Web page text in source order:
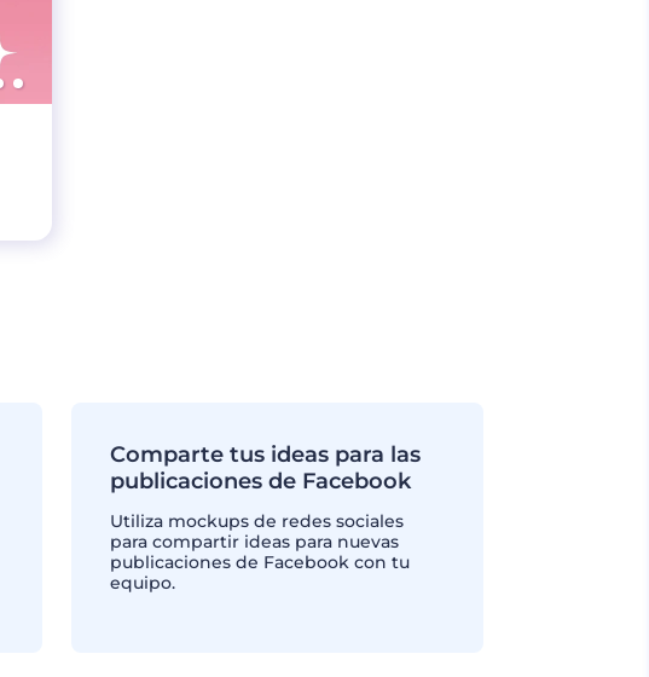
Comparte tus ideas para las
publicaciones de Facebook
Utiliza mockups de redes sociales
para compartir ideas para nuevas
publicaciones de Facebook con tu
equipo.